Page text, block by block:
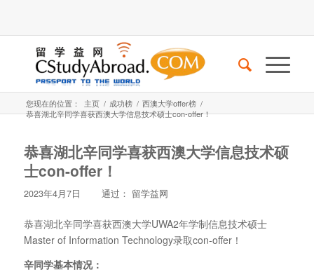
您现在的位置： 主页 / 成功榜 / 西澳大学offer榜 /
恭喜湖北辛同学喜获西澳大学信息技术硕士con-offer！
恭喜湖北辛同学喜获西澳大学信息技术硕
士con-offer！
2023年4月7日 通过： 留学益网
恭喜湖北辛同学喜获西澳大学UWA2年学制信息技术硕士
Master of Information Technology录取con-offer！
辛同学基本情况：